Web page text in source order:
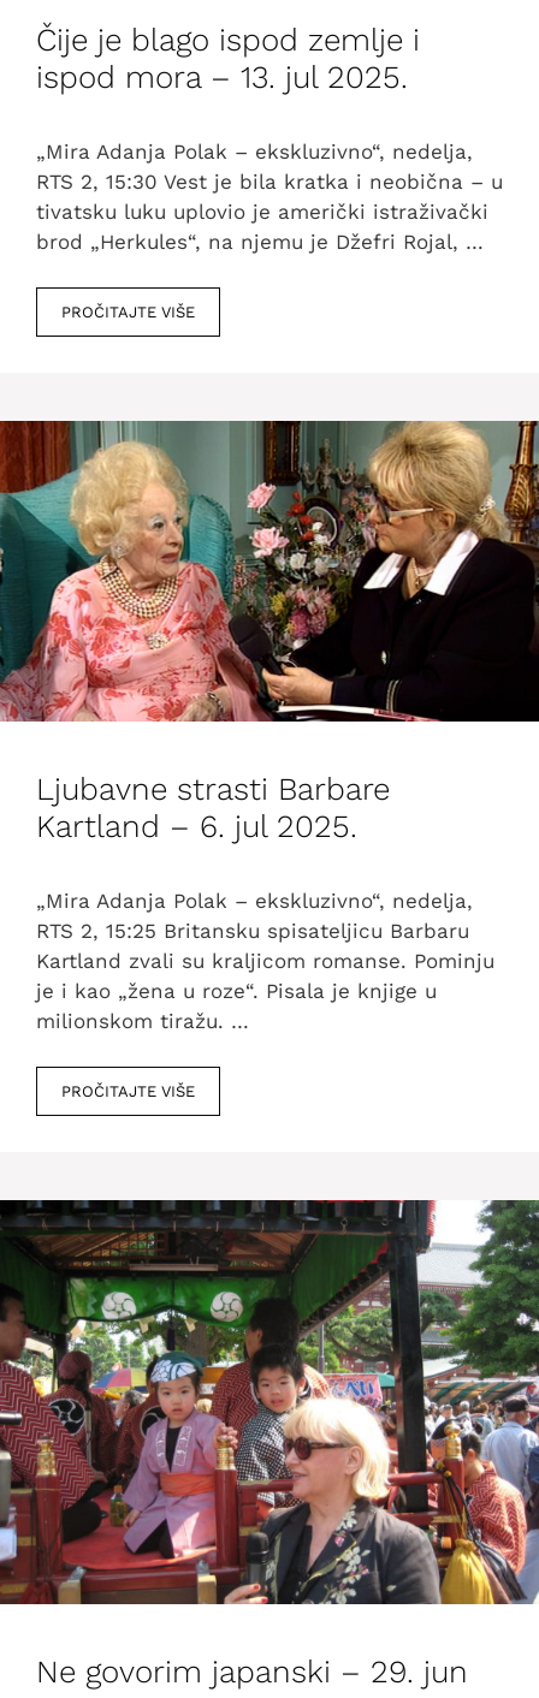
Čije je blago ispod zemlje i
ispod mora – 13. jul 2025.
„Mira Adanja Polak – ekskluzivno“, nedelja,
RTS 2, 15:30 Vest je bila kratka i neobična – u
tivatsku luku uplovio je američki istraživački
brod „Herkules“, na njemu je Džefri Rojal, …
PROČITAJTE VIŠE
Ljubavne strasti Barbare
Kartland – 6. jul 2025.
„Mira Adanja Polak – ekskluzivno“, nedelja,
RTS 2, 15:25 Britansku spisateljicu Barbaru
Kartland zvali su kraljicom romanse. Pominju
je i kao „žena u roze“. Pisala je knjige u
milionskom tiražu. …
PROČITAJTE VIŠE
Ne govorim japanski – 29. jun